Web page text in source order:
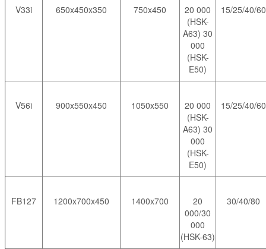
V33i 650x450x350 750x450
20 000
(HSK-
A63) 30
000
(HSK-
E50)
15/25/40/60
V56i 900x550x450 1050x550
20 000
(HSK-
A63) 30
000
(HSK-
E50)
15/25/40/60
FB127 1200x700x450 1400x700
20
000/30
000
(HSK-63)
30/40/80